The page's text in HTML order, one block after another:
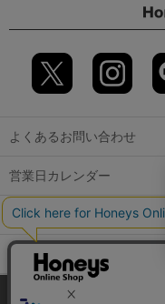
よくあるお問い合わせ
営業日カレンダー
店舗検索
GLOBAL GUIDE（海外か
当サイトでは、サイトの